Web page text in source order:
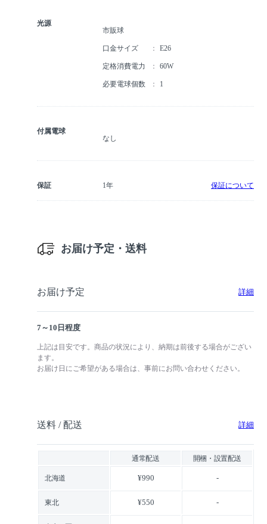
光源
市販球
口金サイズ E26
定格消費電力 60W
必要電球個数 1
付属電球
なし
保証 1年 保証について
お届け予定・送料
お届け予定 詳細
7～10日程度
上記は目安です。商品の状況により、納期は前後する場合がござい
ます。
お届け日にご希望がある場合は、事前にお問い合わせください。
送料 / 配送 詳細
通常配送 開梱・設置配送
北海道 ¥990 -
東北 ¥550 -